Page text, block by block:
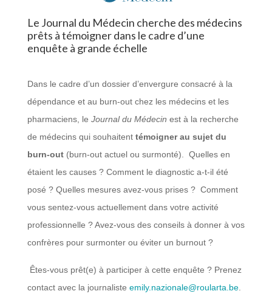
Le Journal du Médecin cherche des médecins
prêts à témoigner dans le cadre d’une
enquête à grande échelle
Dans le cadre d’un dossier d’envergure consacré à la
dépendance et au burn-out chez les médecins et les
pharmaciens, le Journal du Médecin est à la recherche
de médecins qui souhaitent témoigner au sujet du
burn-out(burn-out actuel ou surmonté). Quelles en
étaient les causes ? Comment le diagnostic a-t-il été
posé ? Quelles mesures avez-vous prises ? Comment
vous sentez-vous actuellement dans votre activité
professionnelle ? Avez-vous des conseils à donner à vos
confrères pour surmonter ou éviter un burnout ?
Êtes-vous prêt(e) à participer à cette enquête ? Prenez
contact avec la journaliste emily.nazionale@roularta.be.